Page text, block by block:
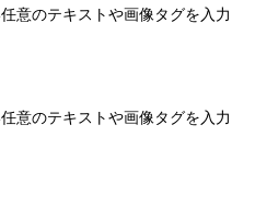
意のテキストや画像タグを入力
意のテキストや画像タグを入力